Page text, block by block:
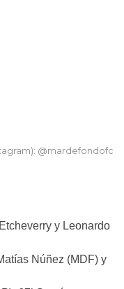
@mardefondofc
y Leonardo
Núñez (MDF) y